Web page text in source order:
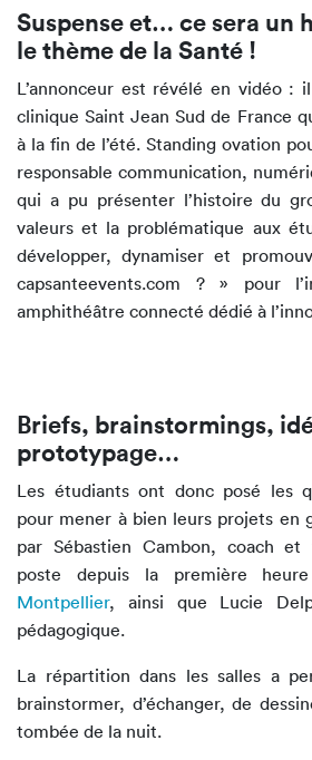
Suspense et… ce sera un
le thème de la Santé !
L’annonceur est révélé en vidéo :
clinique Saint Jean Sud de France
à la fin de l’été. Standing ovation
responsable communication,
qui a pu présenter l’histoire du
valeurs et la problématique aux
développer, dynamiser et
capsanteevents.com ? » pour
amphithéâtre connecté dédié à
Briefs, brainstormings,
prototypage…
Les étudiants ont donc posé les
pour mener à bien leurs projets en
par Sébastien Cambon, coach
poste depuis la première
Montpellier, ainsi que Lucie
pédagogique.
La répartition dans les salles a
brainstormer, d’échanger, de
tombée de la nuit.